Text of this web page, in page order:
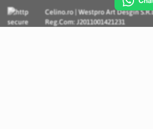
Celino.ro | Westpro Art Desgin
Reg.Com: J2011001421231